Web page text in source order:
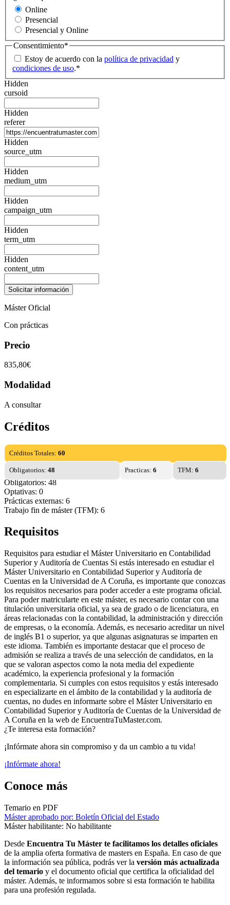
Online
Presencial
Presencial y Online
Consentimiento*
Estoy de acuerdo con la política de privacidad y
condiciones de uso.*
Hidden
cursoid
Hidden
referer
Hidden
source_utm
Hidden
medium_utm
Hidden
campaign_utm
Hidden
term_utm
Hidden
content_utm
Máster Oficial
Con prácticas
Precio
835,80€
Modalidad
A consultar
Créditos
Créditos Totales: 60
Obligatorios: 48 Practicas: 6 TFM:6
Obligatorios: 48
Optativas: 0
Prácticas externas: 6
Trabajo fin de máster (TFM): 6
Requisitos
Requisitos para estudiar el Máster Universitario en Contabilidad
Superior y Auditoría de Cuentas Si estás interesado en estudiar el
Máster Universitario en Contabilidad Superior y Auditoría de
Cuentas en la Universidad de A Coruña, es importante que conozcas
los requisitos necesarios para poder acceder a este programa oficial.
Para poder matricularte en este máster, es necesario contar con una
titulación universitaria oficial, ya sea de grado o de licenciatura, en
áreas relacionadas con la contabilidad, la administración y dirección
de empresas, o la economía. Además, es necesario acreditar un nivel
de inglés B1 o superior, ya que algunas asignaturas se imparten en
este idioma. También es importante destacar que el proceso de
admisión se realiza a través de una selección de candidatos, en la
que se valoran aspectos como la nota media del expediente
académico, la experiencia profesional y la formación
complementaria. Si cumples con estos requisitos y estás interesado
en especializarte en el ámbito de la contabilidad y la auditoría de
cuentas, no dudes en informarte sobre el Máster Universitario en
Contabilidad Superior y Auditoría de Cuentas de la Universidad de
A Coruña en la web de EncuentraTuMaster.com.
¿Te interesa esta formación?
¡Infórmate ahora sin compromiso y da un cambio a tu vida!
¡Infórmate ahora!
Conoce más
Temario en PDF
Máster aprobado por: Boletín Oficial del Estado
Máster habilitante: No habilitante
Desde Encuentra Tu Máster te facilitamos los detalles oficiales
de la amplia oferta formativa de masters en España. En caso de que
la información sea pública, podrás ver la versión más actualizada
del temario y el documento oficial que certifica la oficialidad del
máster. Además, te informamos sobre si esta formación te habilita
para una profesión regulada.